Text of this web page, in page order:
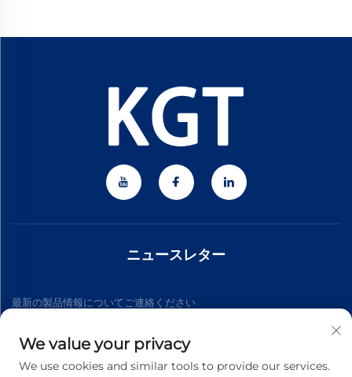
ニュースレター
最新の製品情報についてご連絡ください
We value your privacy
We use cookies and similar tools to provide our services.